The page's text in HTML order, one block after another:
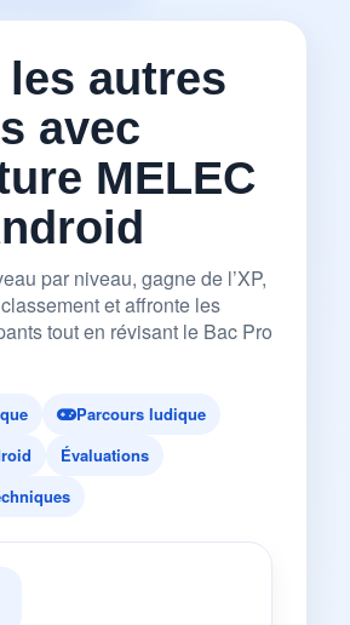
les autres
avec
MELEC
par niveau, gagne de l’XP,
et affronte les
tout en révisant le Bac Pro
Parcours ludique
Évaluations